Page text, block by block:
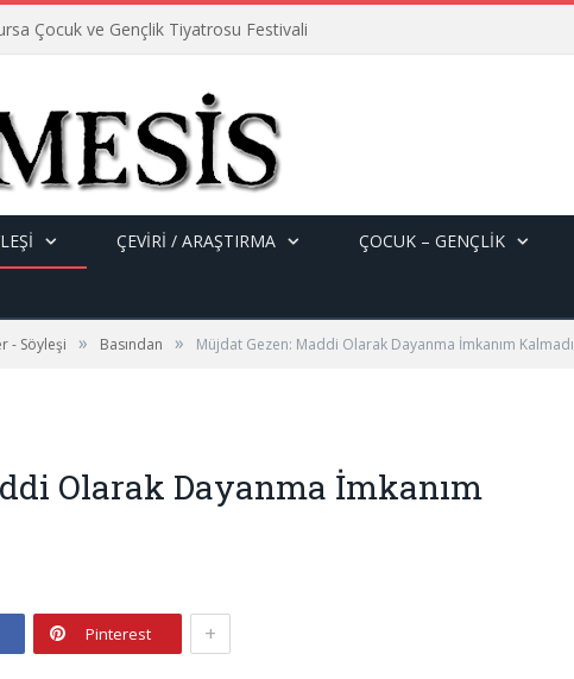
Çocuk ve Gençlik Tiyatrosu Festivali
ÇEVİRİ / ARAŞTIRMA ÇOCUK – GENÇLIK
- Söyleşi » Basından » Müjdat Gezen: Maddi Olarak Dayanma İmkanım Kalmadı
Olarak Dayanma İmkanım
Pinterest +